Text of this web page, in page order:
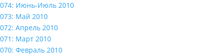
074: Июнь-Июль 2010
073: Май 2010
072: Апрель 2010
071: Март 2010
070: Февраль 2010